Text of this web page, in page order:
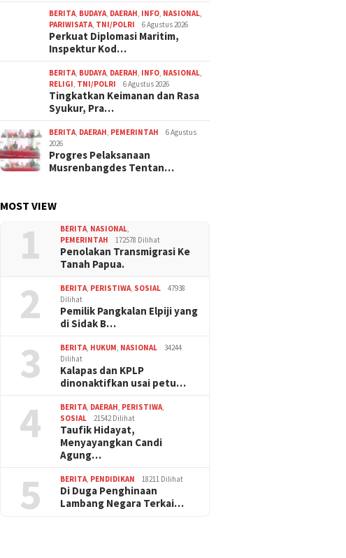
BERITA, BUDAYA, DAERAH, INFO, NASIONAL,
PARIWISATA, TNI/POLRI 6 Agustus 2026
Perkuat Diplomasi Maritim,
Inspektur Kod…
BERITA, BUDAYA, DAERAH, INFO, NASIONAL,
RELIGI, TNI/POLRI 6 Agustus 2026
Tingkatkan Keimanan dan Rasa
Syukur, Pra…
BERITA, DAERAH, PEMERINTAH
6 Agustus
2026
Progres Pelaksanaan
Musrenbangdes Tentan…
MOST VIEW
1 BERITA, NASIONAL,
PEMERINTAH
172578 Dilihat
Penolakan Transmigrasi Ke
Tanah Papua.
2 BERITA, PERISTIWA, SOSIAL
47938
Dilihat
Pemilik Pangkalan Elpiji yang
di Sidak B…
3 BERITA, HUKUM, NASIONAL
34244
Dilihat
Kalapas dan KPLP
dinonaktifkan usai petu…
4 BERITA, DAERAH, PERISTIWA,
SOSIAL
21542 Dilihat
Taufik Hidayat,
Menyayangkan Candi
Agung…
5 BERITA, PENDIDIKAN 18211 Dilihat
Di Duga Penghinaan
Lambang Negara Terkai…